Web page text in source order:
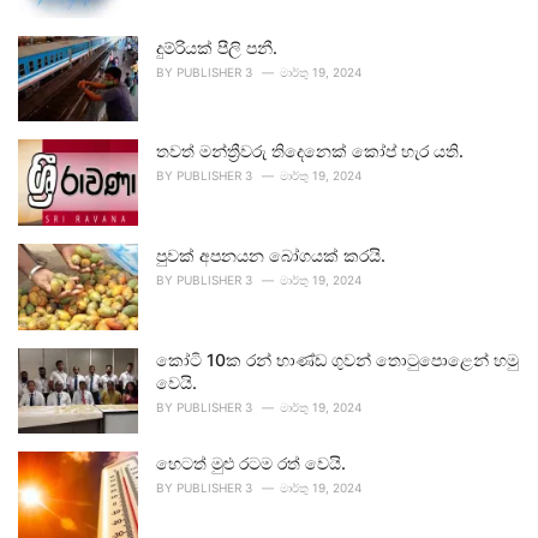
දුම්රියක් පීලි පනී.
BY PUBLISHER 3 මාර්තු 19, 2024
තවත් මන්ත්‍රීවරු තිදෙනෙක් කෝප් හැර යති.
BY PUBLISHER 3 මාර්තු 19, 2024
පුවක් අපනයන බෝගයක් කරයි.
BY PUBLISHER 3 මාර්තු 19, 2024
කෝටි 10ක රන් භාණ්ඩ ගුවන් තොටුපොළෙන් හමු
වෙයි.
BY PUBLISHER 3 මාර්තු 19, 2024
හෙටත් මුළු රටම රත් වෙයි.
BY PUBLISHER 3 මාර්තු 19, 2024